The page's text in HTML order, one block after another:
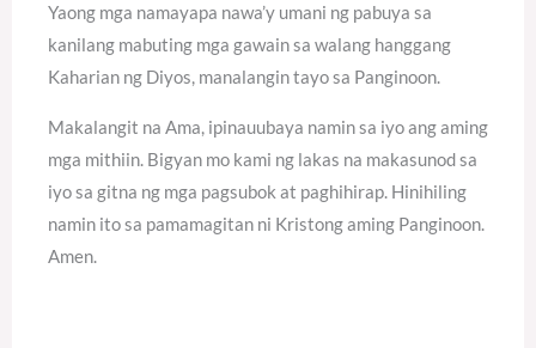
Yaong mga namayapa nawa’y umani ng pabuya sa
kanilang mabuting mga gawain sa walang hanggang
Kaharian ng Diyos, manalangin tayo sa Panginoon.
Makalangit na Ama, ipinauubaya namin sa iyo ang aming
mga mithiin. Bigyan mo kami ng lakas na makasunod sa
iyo sa gitna ng mga pagsubok at paghihirap. Hinihiling
namin ito sa pamamagitan ni Kristong aming Panginoon.
Amen.